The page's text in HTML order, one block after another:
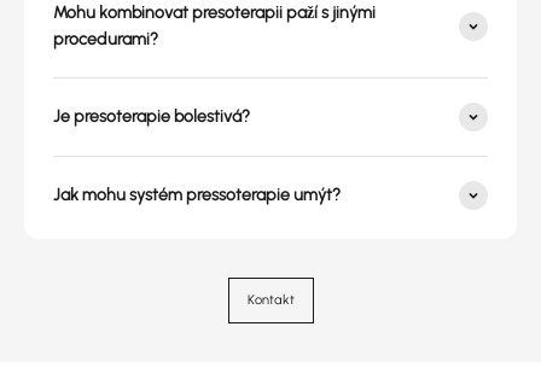
Mohu kombinovat presoterapii paží s jinými
procedurami?
Je presoterapie bolestivá?
Jak mohu systém pressoterapie umýt?
Kontakt